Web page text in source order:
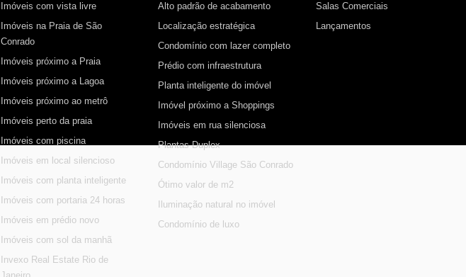
Imóveis com vista livre
Imóveis na Praia de São
Conrado
Imóveis próximo a Praia
Imóveis próximo a Lagoa
Imóveis próximo ao metrô
Imóveis perto da praia
Imóveis com piscina
Imóveis em local silencioso
Imóveis com planta inteligente
Imóveis com portaria 24 horas
Imóveis em prédio novo
Imóveis com sol da manhã
Invexo Real Estate Rio de
Alto padrão de acabamento
Localização estratégica
Condomínio com lazer completo
Prédio com infraestrutura
Planta inteligente do imóvel
Imóvel próximo a Shoppings
Imóveis em rua silenciosa
Plantas Duplex
Condomínio Village São Conrado
Ótimo valor de m2
Iluminação natural no imóvel
Condomínio de luxo
Salas Comerciais
Lançamentos